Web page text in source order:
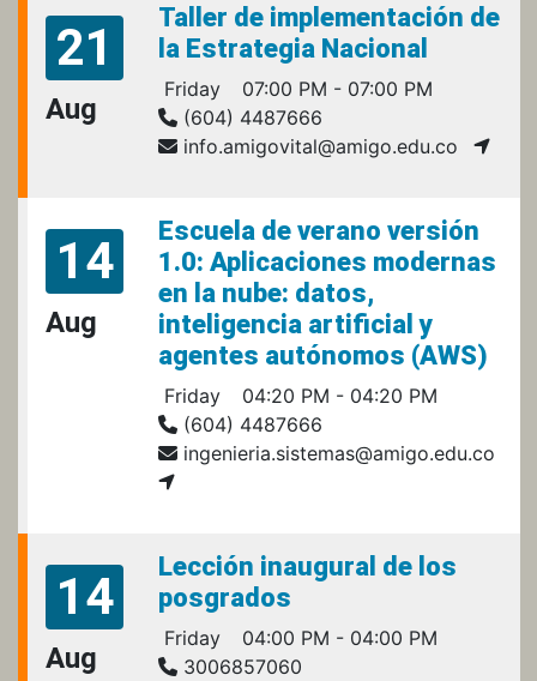
21
Aug
Taller de implementación de
la Estrategia Nacional
Friday
07:00 PM - 07:00 PM
(604) 4487666
info.amigovital@amigo.edu.co
14
Aug
Escuela de verano versión
1.0: Aplicaciones modernas
en la nube: datos,
inteligencia artificial y
agentes autónomos (AWS)
Friday
04:20 PM - 04:20 PM
(604) 4487666
ingenieria.sistemas@amigo.edu.co
14
Aug
Lección inaugural de los
posgrados
Friday
04:00 PM - 04:00 PM
3006857060